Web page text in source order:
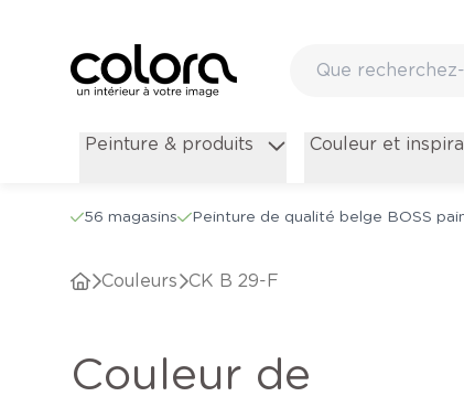
Peinture & produits Couleur et
56 magasins Peinture de qualité belge BOSS
Couleurs CK B 29-F
Couleur de